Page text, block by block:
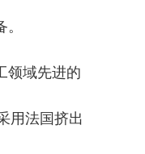
。
领域先进的
用法国挤出